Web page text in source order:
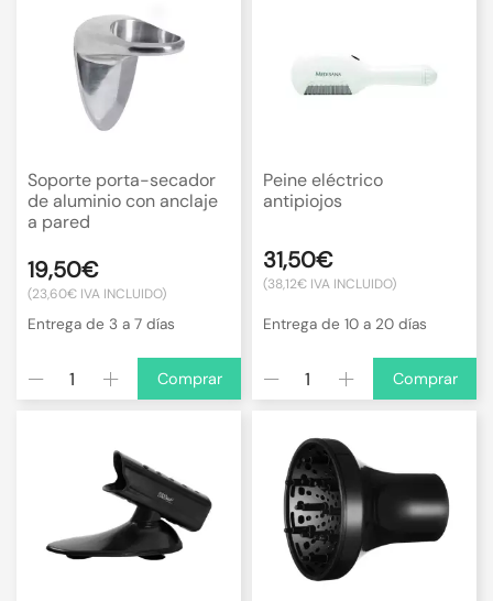
Soporte porta-secador
de aluminio con anclaje
a pared
19,50€
(23,60€ IVA INCLUIDO)
Entrega de 3 a 7 días
Comprar
Peine eléctrico
antipiojos
31,50€
(38,12€ IVA INCLUIDO)
Entrega de 10 a 20 días
Comprar